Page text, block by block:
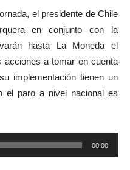
el presidente de Chile
en conjunto con la
hasta La Moneda el
acciones a tomar en cuenta
implementación tienen un
el paro a nivel nacional es
00:00